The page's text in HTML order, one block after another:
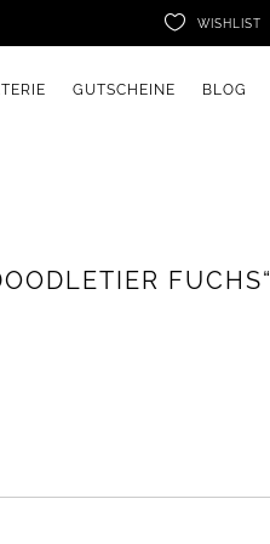
 WISHLIST
GUTSCHEINE BLOG
FUCHS“